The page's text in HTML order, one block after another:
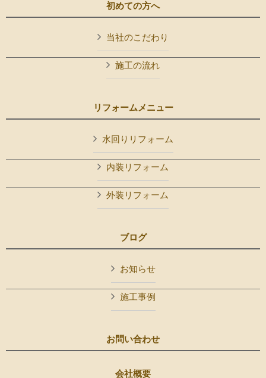
初めての方へ
当社のこだわり
施工の流れ
リフォームメニュー
水回りリフォーム
内装リフォーム
外装リフォーム
ブログ
お知らせ
施工事例
お問い合わせ
会社概要